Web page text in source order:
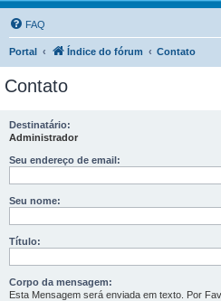
FAQ
Portal Índice do fórum Contato
Contato
Destinatário:
Administrador
Seu endereço de email:
Seu nome:
Título:
Corpo da mensagem:
Esta Mensagem será enviada em texto. Por